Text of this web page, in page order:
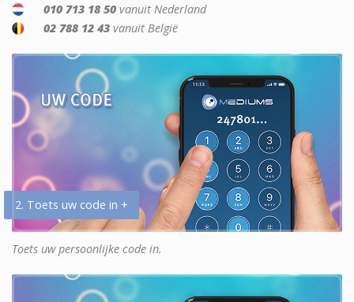
010 713 18 50 vanuit Nederland
02 788 12 43 vanuit België
2. Toets uw code in +
Toets uw persoonlijke code in.